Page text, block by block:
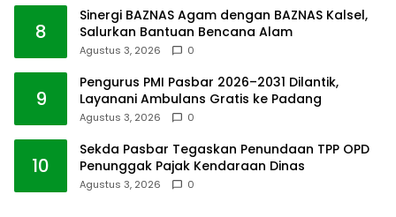
8
Sinergi BAZNAS Agam dengan BAZNAS Kalsel,
Salurkan Bantuan Bencana Alam
Agustus 3, 2026 0
9
Pengurus PMI Pasbar 2026–2031 Dilantik,
Layanani Ambulans Gratis ke Padang
Agustus 3, 2026 0
10
Sekda Pasbar Tegaskan Penundaan TPP OPD
Penunggak Pajak Kendaraan Dinas
Agustus 3, 2026 0